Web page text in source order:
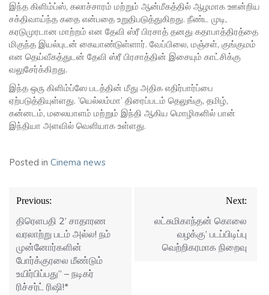
இந்த கிளிம்ப்ஸ், கலாச்சாரம் மற்றும் ஆன்மீகத்தில் ஆழமாக ஊன்றிய
சக்திவாய்ந்த கதை என்பதை உறுதிபடுத்துகிறது. நீண்ட முடி,
கரடுமுரடான மாற்றம் என தேவி ஸ்ரீ பிரசாத் தனது கதாபாத்திரத்தை
மிகுந்த இயல்புடன் கையாண்டுள்ளார். வேப்பிலை, மஞ்சள், குங்குமம்
என தெய்வீகத்துடன் தேவி ஸ்ரீ பிரசாத்தின் இசையும் காட்சிக்கு
வலுசேர்க்கிறது.
இந்த ஒரு கிளிம்ப்ஸே படத்தின் மீது அதிக எதிர்பார்ப்பை
ஏற்படுத்தியுள்ளது. ‘யெல்லம்மா’ திரைப்படம் தெலுங்கு, தமிழ்,
கன்னடம், மலையாளம் மற்றும் இந்தி ஆகிய மொழிகளில் பான்
இந்தியா அளவில் வெளியாக உள்ளது.
Posted in Cinema news
Post
navigation
Previous:
திரெளபதி 2’ சாதாரண
வரலாற்று படம் அல்ல! நம்
முன்னோர்களின்
போர்க்குரலை மீண்டும்
உயிர்பிப்பது” – நடிகர்
ரிச்சர்ட் ரிஷி!*
Next:
லட்சுமிகாந்தன் கொலை
வழக்கு’ படப்பிடிப்பு
வெற்றிகரமாக நிறைவு